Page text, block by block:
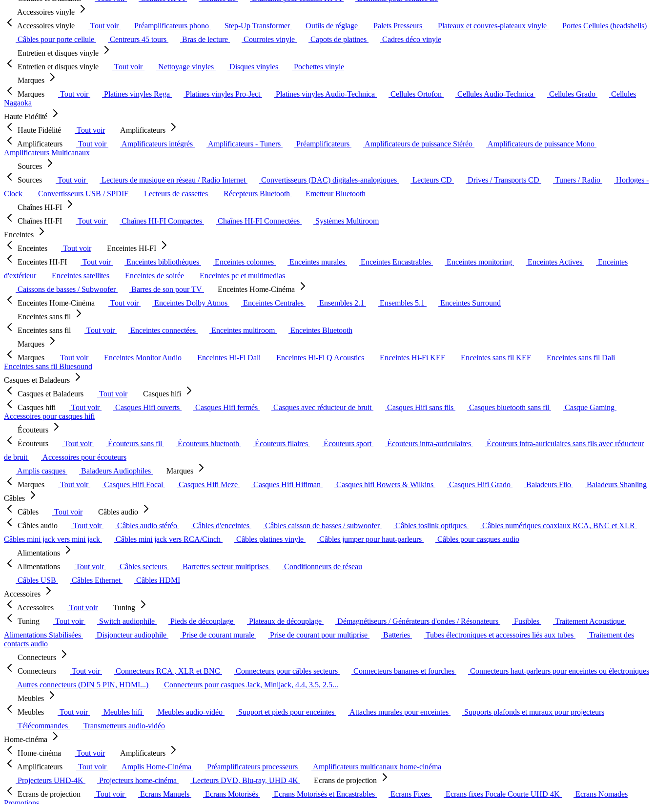
Accessoires vinyle
Accessoires vinyle
Tout voir Préamplificateurs phono Step-Up Transformer Outils de réglage Palets Presseurs Plateaux et couvres-plateaux vinyle
Portes Cellules (headshells)
Câbles pour porte cellule
Centreurs 45 tours Bras de lecture Courroies vinyle Capots de platines
Cadres déco vinyle
Entretien et disques vinyle
Entretien et disques vinyle
Tout voir Nettoyage vinyles Disques vinyles
Pochettes vinyle
Marques
Marques
Tout voir Platines vinyles Rega Platines vinyles Pro-Ject Platines vinyles Audio-Technica Cellules Ortofon Cellules Audio-Technica Cellules Grado
Cellules
Nagaoka
Haute Fidélité
Haute Fidélité
Tout voir
Amplificateurs
Amplificateurs
Tout voir Amplificateurs intégrés Amplificateurs - Tuners Préamplificateurs Amplificateurs de puissance Stéréo
Amplificateurs de puissance Mono
Amplificateurs Multicanaux
Sources
Sources
Tout voir Lecteurs de musique en réseau / Radio Internet Convertisseurs (DAC) digitales-analogiques Lecteurs CD Drives / Transports CD Tuners / Radio
Horloges -
Clock
Convertisseurs USB / SPDIF Lecteurs de cassettes Récepteurs Bluetooth
Emetteur Bluetooth
Chaînes HI-FI
Chaînes HI-FI
Tout voir Chaînes HI-FI Compactes Chaînes HI-FI Connectées
Systèmes Multiroom
Enceintes
Enceintes
Tout voir
Enceintes HI-FI
Enceintes HI-FI
Tout voir Enceintes bibliothèques Enceintes colonnes Enceintes murales Enceintes Encastrables Enceintes monitoring Enceintes Actives
Enceintes
d'extérieur
Enceintes satellites Enceintes de soirée
Enceintes pc et multimedias
Caissons de basses / Subwoofer
Barres de son pour TV
Enceintes Home-Cinéma
Enceintes Home-Cinéma
Tout voir Enceintes Dolby Atmos Enceintes Centrales Ensembles 2.1 Ensembles 5.1
Enceintes Surround
Enceintes sans fil
Enceintes sans fil
Tout voir Enceintes connectées Enceintes multiroom
Enceintes Bluetooth
Marques
Marques
Tout voir Enceintes Monitor Audio Enceintes Hi-Fi Dali Enceintes Hi-Fi Q Acoustics Enceintes Hi-Fi KEF Enceintes sans fil KEF
Enceintes sans fil Dali
Enceintes sans fil Bluesound
Casques et Baladeurs
Casques et Baladeurs
Tout voir
Casques hifi
Casques hifi
Tout voir Casques Hifi ouverts Casques Hifi fermés Casques avec réducteur de bruit Casques Hifi sans fils Casques bluetooth sans fil
Casque Gaming
Accessoires pour casques hifi
Écouteurs
Écouteurs
Tout voir Écouteurs sans fil Écouteurs bluetooth Écouteurs filaires Écouteurs sport Écouteurs intra-auriculaires
Écouteurs intra-auriculaires sans fils avec réducteur
de bruit
Accessoires pour écouteurs
Amplis casques
Baladeurs Audiophiles
Marques
Marques
Tout voir Casques Hifi Focal Casques Hifi Meze Casques Hifi Hifiman Casques hifi Bowers & Wilkins Casques Hifi Grado Baladeurs Fiio
Baladeurs Shanling
Câbles
Câbles
Tout voir
Câbles audio
Câbles audio
Tout voir Câbles audio stéréo Câbles d'enceintes Câbles caisson de basses / subwoofer Câbles toslink optiques
Câbles numériques coaxiaux RCA, BNC et XLR
Câbles mini jack vers mini jack
Câbles mini jack vers RCA/Cinch Câbles platines vinyle Câbles jumper pour haut-parleurs
Câbles pour casques audio
Alimentations
Alimentations
Tout voir Câbles secteurs Barrettes secteur multiprises
Conditionneurs de réseau
Câbles USB
Câbles Ethernet
Câbles HDMI
Accessoires
Accessoires
Tout voir
Tuning
Tuning
Tout voir Switch audiophile Pieds de découplage Plateaux de découplage Démagnétiseurs / Générateurs d'ondes / Résonateurs Fusibles
Traitement Acoustique
Alimentations Stabilisées
Disjoncteur audiophile Prise de courant murale Prise de courant pour multiprise Batteries Tubes électroniques et accessoires liés aux tubes
Traitement des
contacts audio
Connecteurs
Connecteurs
Tout voir Connecteurs RCA , XLR et BNC Connecteurs pour câbles secteurs Connecteurs bananes et fourches
Connecteurs haut-parleurs pour enceintes ou électroniques
Autres connecteurs (DIN 5 PIN, HDMI...)
Connecteurs pour casques Jack, Minijack, 4.4, 3.5, 2.5...
Meubles
Meubles
Tout voir Meubles hifi Meubles audio-vidéo Support et pieds pour enceintes Attaches murales pour enceintes
Supports plafonds et muraux pour projecteurs
Télécommandes
Transmetteurs audio-vidéo
Home-cinéma
Home-cinéma
Tout voir
Amplificateurs
Amplificateurs
Tout voir Amplis Home-Cinéma Préamplificateurs processeurs
Amplificateurs multicanaux home-cinéma
Projecteurs UHD-4K
Projecteurs home-cinéma Lecteurs DVD, Blu-ray, UHD 4K
Ecrans de projection
Ecrans de projection
Tout voir Ecrans Manuels Ecrans Motorisés Ecrans Motorisés et Encastrables Ecrans Fixes Ecrans fixes Focale Courte UHD 4K
Ecrans Nomades